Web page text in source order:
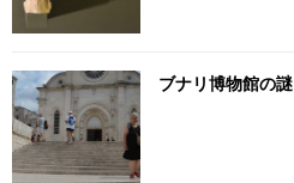
ブナリ博物館の謎